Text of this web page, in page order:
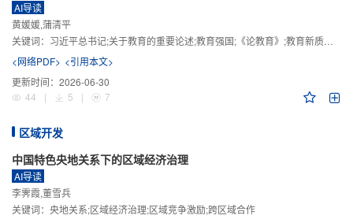
AI导读
黄媛媛,蒲清平
关键词： 习近平总书记;关于教育的重要论述;教育强国;《论教育》;教育新质生产力;教育人工智能
<网络PDF> <引用本文>
更新时间： 2026-06-30
44
| 5 | 7
区域开发
中国特色央地关系下的区域经济治理
AI导读
李霁霞,董雪兵
关键词： 央地关系;区域经济治理;区域竞争激励;跨区域合作